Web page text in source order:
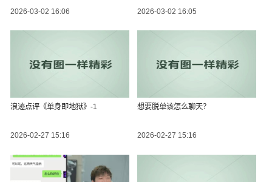
2026-03-02 16:06 2026-03-02 16:05
浪迹点评《单身即地狱》-1
2026-02-27 15:16
想要脱单该怎么聊天？
2026-02-27 15:16